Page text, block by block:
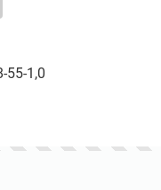
55-1,0